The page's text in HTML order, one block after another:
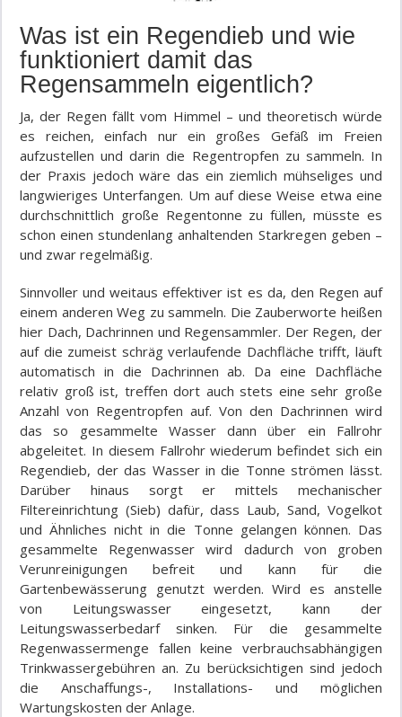
Was ist ein Regendieb und wie
funktioniert damit das
Regensammeln eigentlich?
Ja, der Regen fällt vom Himmel – und theoretisch würde
es reichen, einfach nur ein großes Gefäß im Freien
aufzustellen und darin die Regentropfen zu sammeln. In
der Praxis jedoch wäre das ein ziemlich mühseliges und
langwieriges Unterfangen. Um auf diese Weise etwa eine
durchschnittlich große Regentonne zu füllen, müsste es
schon einen stundenlang anhaltenden Starkregen geben –
und zwar regelmäßig.
Sinnvoller und weitaus effektiver ist es da, den Regen auf
einem anderen Weg zu sammeln. Die Zauberworte heißen
hier Dach, Dachrinnen und Regensammler. Der Regen, der
auf die zumeist schräg verlaufende Dachfläche trifft, läuft
automatisch in die Dachrinnen ab. Da eine Dachfläche
relativ groß ist, treffen dort auch stets eine sehr große
Anzahl von Regentropfen auf. Von den Dachrinnen wird
das so gesammelte Wasser dann über ein Fallrohr
abgeleitet. In diesem Fallrohr wiederum befindet sich ein
Regendieb, der das Wasser in die Tonne strömen lässt.
Darüber hinaus sorgt er mittels mechanischer
Filtereinrichtung (Sieb) dafür, dass Laub, Sand, Vogelkot
und Ähnliches nicht in die Tonne gelangen können. Das
gesammelte Regenwasser wird dadurch von groben
Verunreinigungen befreit und kann für die
Gartenbewässerung genutzt werden. Wird es anstelle
von Leitungswasser eingesetzt, kann der
Leitungswasserbedarf sinken. Für die gesammelte
Regenwassermenge fallen keine verbrauchsabhängigen
Trinkwassergebühren an. Zu berücksichtigen sind jedoch
die Anschaffungs-, Installations- und möglichen
Wartungskosten der Anlage.